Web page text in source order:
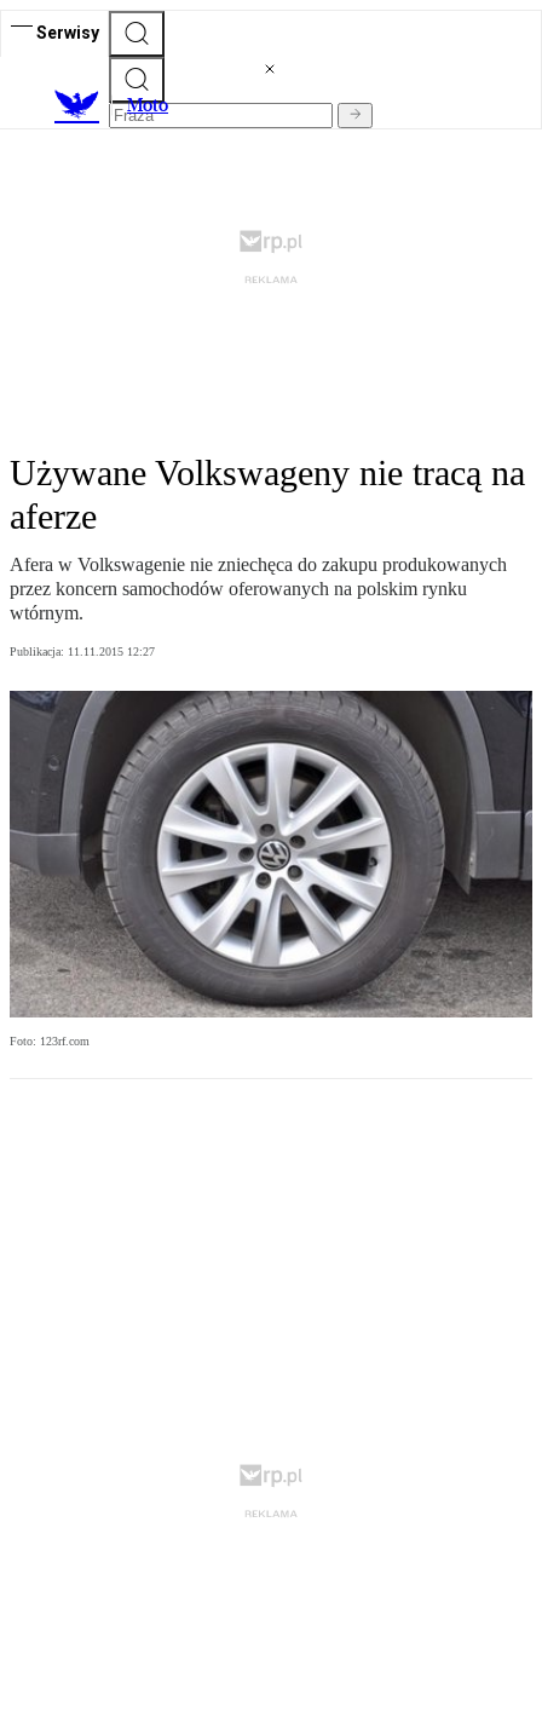
Serwisy
Moto
Używane Volkswageny nie tracą na
aferze
Afera w Volkswagenie nie zniechęca do zakupu produkowanych
przez koncern samochodów oferowanych na polskim rynku
wtórnym.
Publikacja: 11.11.2015 12:27
Foto: 123rf.com